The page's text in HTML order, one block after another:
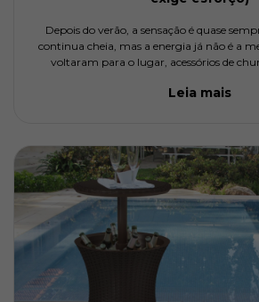
Depois do verão, a sensação é quase
continua cheia, mas a energia já não é a
voltaram para o lugar, acessórios de
constante de
Leia mais